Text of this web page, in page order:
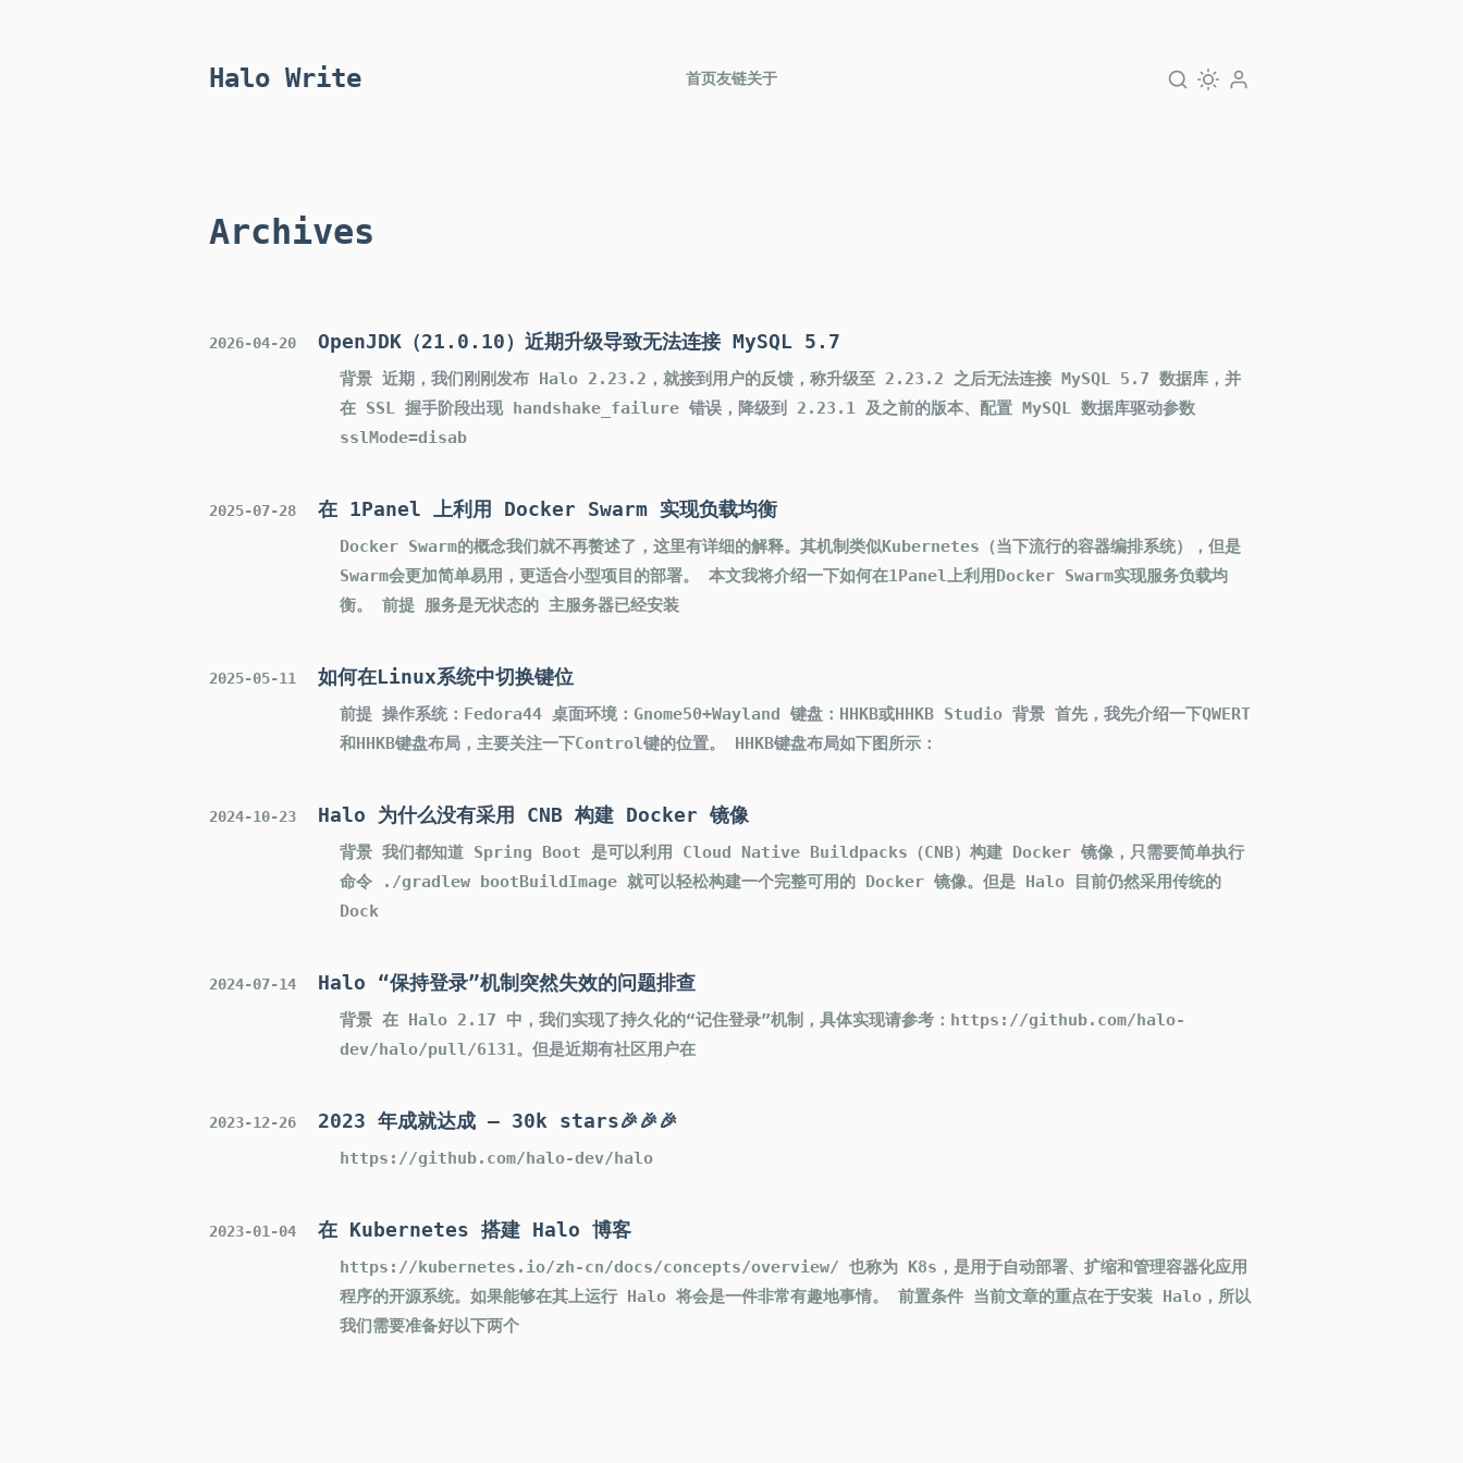
Halo Write 首页友链关于
Archives
2026-04-20 OpenJDK（21.0.10）近期升级导致无法连接 MySQL 5.7
背景 近期，我们刚刚发布 Halo 2.23.2，就接到用户的反馈，称升级至 2.23.2 之后无法连接 MySQL 5.7 数据库，并
在 SSL 握手阶段出现 handshake_failure 错误，降级到 2.23.1 及之前的版本、配置 MySQL 数据库驱动参数
sslMode=disab
2025-07-28 在 1Panel 上利用 Docker Swarm 实现负载均衡
Docker Swarm的概念我们就不再赘述了，这里有详细的解释。其机制类似Kubernetes（当下流行的容器编排系统），但是
Swarm会更加简单易用，更适合小型项目的部署。 本文我将介绍一下如何在1Panel上利用Docker Swarm实现服务负载均
衡。 前提 服务是无状态的 主服务器已经安装
2025-05-11 如何在Linux系统中切换键位
前提 操作系统：Fedora44 桌面环境：Gnome50+Wayland 键盘：HHKB或HHKB Studio 背景 首先，我先介绍一下QWERT
和HHKB键盘布局，主要关注一下Control键的位置。 HHKB键盘布局如下图所示：
2024-10-23 Halo 为什么没有采用 CNB 构建 Docker 镜像
背景 我们都知道 Spring Boot 是可以利用 Cloud Native Buildpacks（CNB）构建 Docker 镜像，只需要简单执行
命令 ./gradlew bootBuildImage 就可以轻松构建一个完整可用的 Docker 镜像。但是 Halo 目前仍然采用传统的
Dock
2024-07-14 Halo “保持登录”机制突然失效的问题排查
背景 在 Halo 2.17 中，我们实现了持久化的“记住登录”机制，具体实现请参考：https://github.com/halo-
dev/halo/pull/6131。但是近期有社区用户在
2023-12-26 2023 年成就达成 — 30k stars🎉🎉🎉
https://github.com/halo-dev/halo
2023-01-04 在 Kubernetes 搭建 Halo 博客
https://kubernetes.io/zh-cn/docs/concepts/overview/ 也称为 K8s，是用于自动部署、扩缩和管理容器化应用
程序的开源系统。如果能够在其上运行 Halo 将会是一件非常有趣地事情。 前置条件 当前文章的重点在于安装 Halo，所以
我们需要准备好以下两个